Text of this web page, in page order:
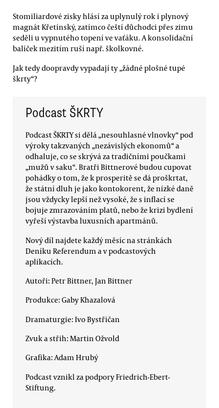
Stomiliardové zisky hlásí za uplynulý rok i plynový
magnát Křetínský, zatímco čeští důchodci přes zimu
seděli u vypnutého topení ve vaťáku. A konsolidační
balíček mezitím ruší např. školkovné.
Jak tedy doopravdy vypadají ty „žádné plošné tupé
škrty“?
Podcast ŠKRTY
Podcast ŠKRTY si dělá „nesouhlasné vlnovky“ pod
výroky takzvaných „nezávislých ekonomů“ a
odhaluje, co se skrývá za tradičními poučkami
„mužů v saku“. Bratři Bittnerové budou cupovat
pohádky o tom, že k prosperitě se dá proškrtat,
že státní dluh je jako kontokorent, že nízké daně
jsou vždycky lepší než vysoké, že s inflací se
bojuje zmrazováním platů, nebo že krizi bydlení
vyřeší výstavba luxusních apartmánů.
Nový díl najdete každý měsíc na stránkách
Deníku Referendum a v podcastových
aplikacích.
Autoři: Petr Bittner, Jan Bittner
Produkce: Gaby Khazalová
Dramaturgie: Ivo Bystřičan
Zvuk a střih: Martin Ožvold
Grafika: Adam Hrubý
Podcast vznikl za podpory Friedrich-Ebert-
Stiftung.